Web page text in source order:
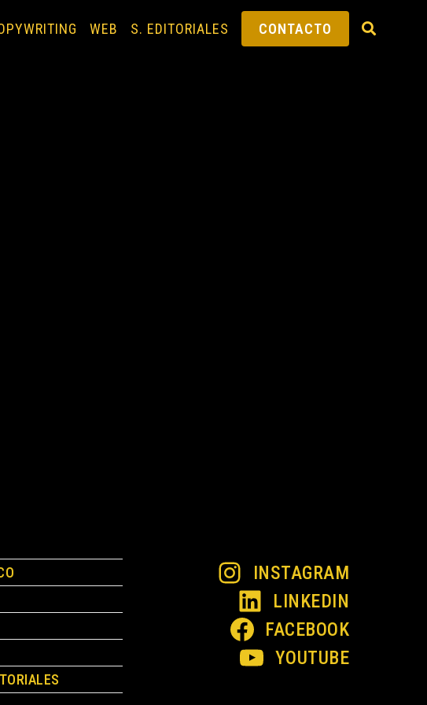
WEB S. EDITORIALES CONTACTO ALTERNAR
INSTAGRAM
LINKEDIN
FACEBOOK
YOUTUBE